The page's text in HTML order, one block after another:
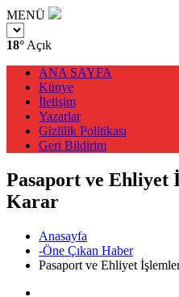
MENÜ
18° Açık
ANA SAYFA
Künye
İletişim
Yazarlar
Gizlilik Politikası
Geri Bildirim
Pasaport ve
Karar
Anasayfa
-Öne Çıkan Haber
Pasaport ve Ehliyet